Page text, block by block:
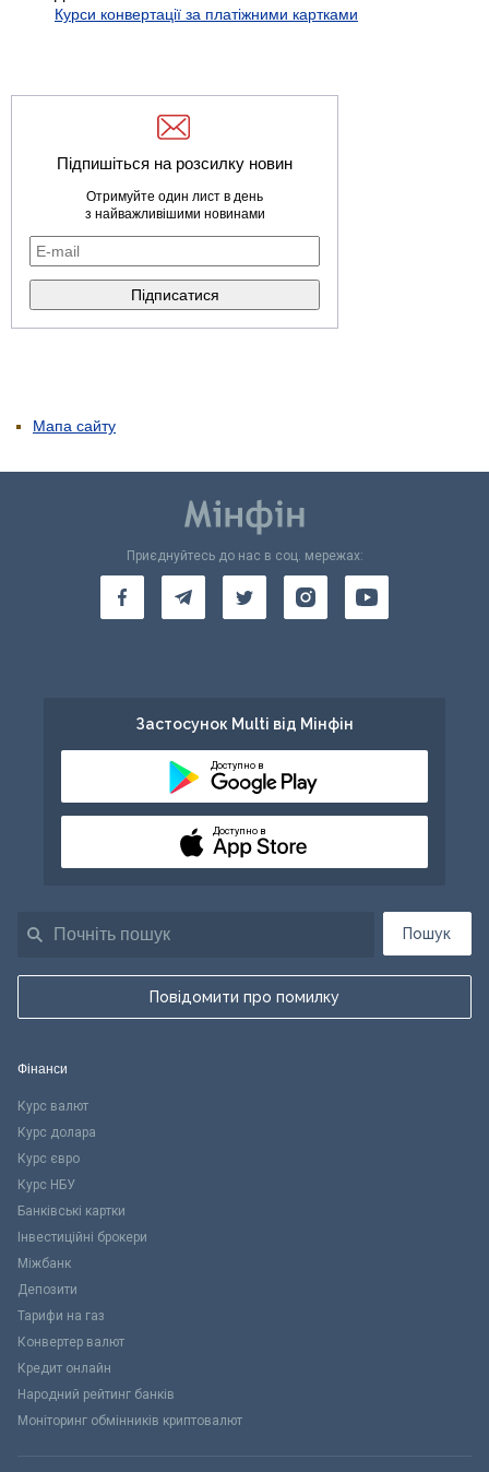
Курси конвертації за платіжними картками
Підпишіться на розсилку новин
Отримуйте один лист в день
з найважливішими новинами
Мапа сайту
Пошук
Повідомити про помилку
Приєднуйтесь до нас в соц. мережах:
Застосунок Multi від Мінфін
Доступно в
Доступно в
Фінанси
Курс валют
Курс долара
Курс євро
Курс НБУ
Банківські картки
Інвестиційні брокери
Міжбанк
Депозити
Тарифи на газ
Конвертер валют
Кредит онлайн
Народний рейтинг банків
Моніторинг обмінників криптовалют